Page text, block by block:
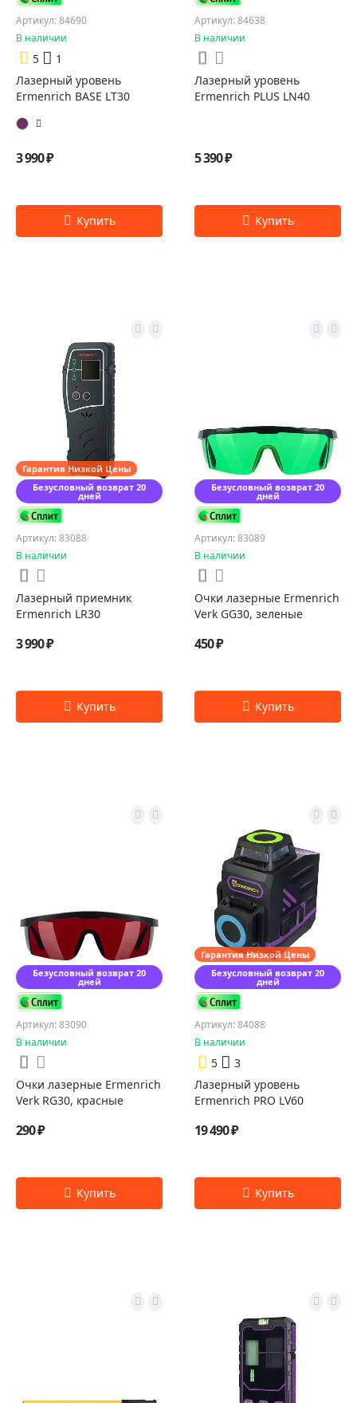
Артикул: 84690
В наличии
5
1
Лазерный уровень
Ermenrich BASE LT30
3 990 ₽
Артикул: 84638
В наличии
Лазерный уровень
Ermenrich PLUS LN40
5 390 ₽
Гарантия Низкой Цены
Безусловный возврат 20
дней
Артикул: 83088
В наличии
Лазерный приемник
Ermenrich LR30
3 990 ₽
Безусловный возврат 20
дней
Артикул: 83089
В наличии
Очки лазерные Ermenrich
Verk GG30, зеленые
450 ₽
Безусловный возврат 20
дней
Артикул: 83090
В наличии
Очки лазерные Ermenrich
Verk RG30, красные
290 ₽
Гарантия Низкой Цены
Безусловный возврат 20
дней
Артикул: 84088
В наличии
5
3
Лазерный уровень
Ermenrich PRO LV60
19 490 ₽